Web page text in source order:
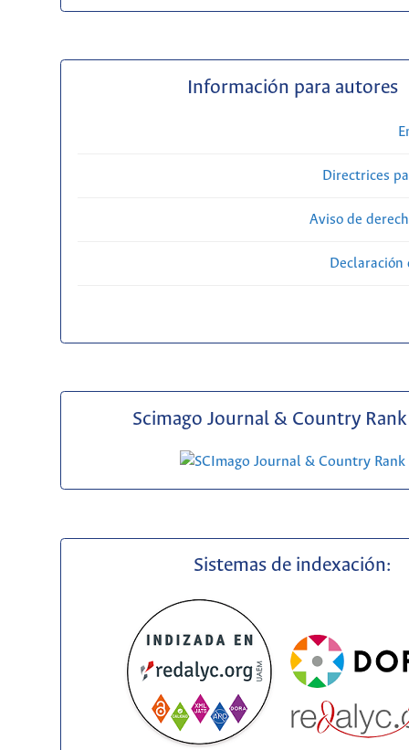
Información para autores
Directrices
Aviso de
Scimago Journal & Country Rank
Sistemas de indexación: